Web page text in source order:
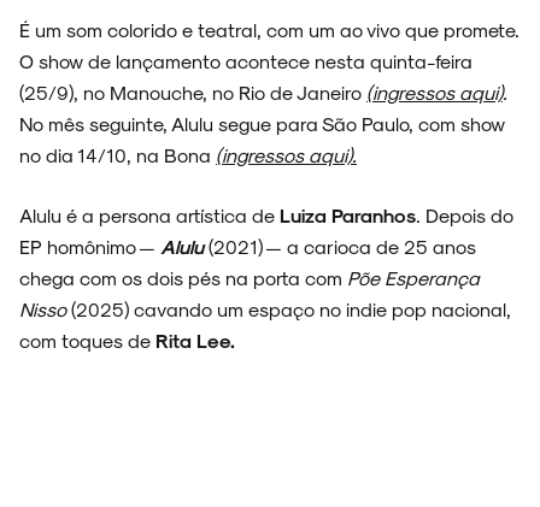
É um som colorido e teatral, com um ao vivo que promete.
O show de lançamento acontece nesta quinta-feira
(25/9), no Manouche, no Rio de Janeiro (ingressos aqui).
No mês seguinte, Alulu segue para São Paulo, com show
no dia 14/10, na Bona (ingressos aqui).
Alulu é a persona artística de Luiza Paranhos. Depois do
EP homônimo — Alulu(2021) — a carioca de 25 anos
chega com os dois pés na porta com Põe Esperança
Nisso(2025) cavando um espaço no indie pop nacional,
com toques de Rita Lee.